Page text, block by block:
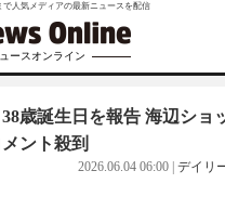
人気メディアの最新ニュースを配信
ースオンライン
歳誕生日を報告 海辺ショ
ント殺到
2026.06.04 06:00 デイリ